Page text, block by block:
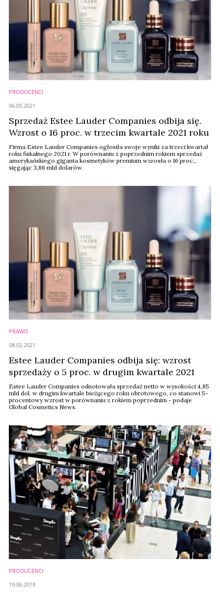
PRODUCENCI
Sprzedaż Estee Lauder Companies odbija się.
Wzrost o 16 proc. w trzecim kwartale 2021 roku
Firma Estee Lauder Companies ogłosiła swoje wyniki za trzeci kwartał
roku fiskalnego 2021 r. W porównaniu z poprzednim rokiem sprzedaż
amerykańskiego giganta kosmetyków premium wzrosła o 16 proc.,
sięgając 3,86 mld dolarów.
06.05.2021
PRAWO
Estee Lauder Companies odbija się: wzrost
sprzedaży o 5 proc. w drugim kwartale 2021
Estee Lauder Companies odnotowała sprzedaż netto w wysokości 4,85
mld dol. w drugim kwartale bieżącego roku obrotowego, co stanowi 5-
procentowy wzrost w porównaniu z rokiem poprzednim - podaje
Global Cosmetics News.
08.02.2021
PRODUCENCI
19.06.2018